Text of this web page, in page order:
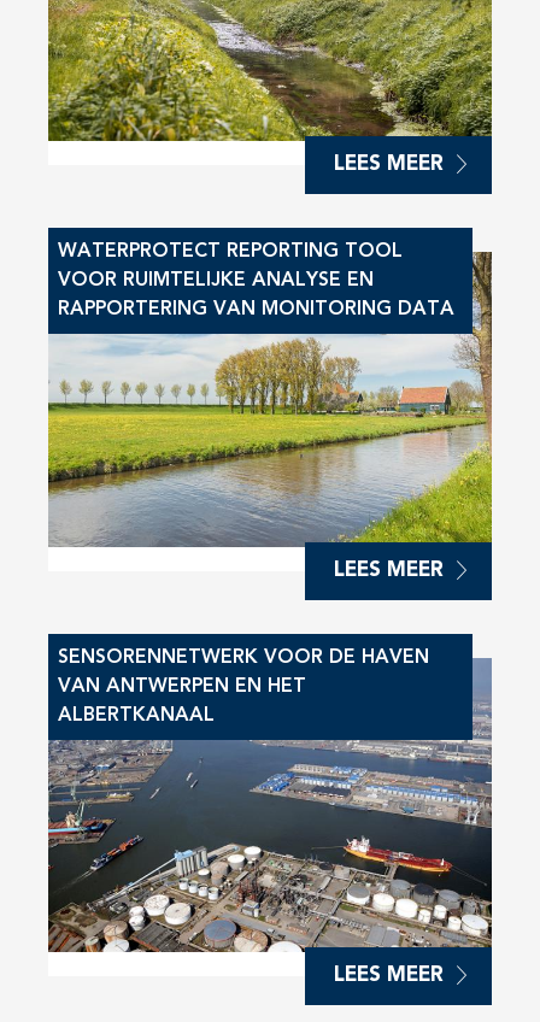
LEES MEER
WATERPROTECT REPORTING TOOL
VOOR RUIMTELIJKE ANALYSE EN
RAPPORTERING VAN MONITORING DATA
LEES MEER
SENSORENNETWERK VOOR DE HAVEN
VAN ANTWERPEN EN HET
ALBERTKANAAL
LEES MEER